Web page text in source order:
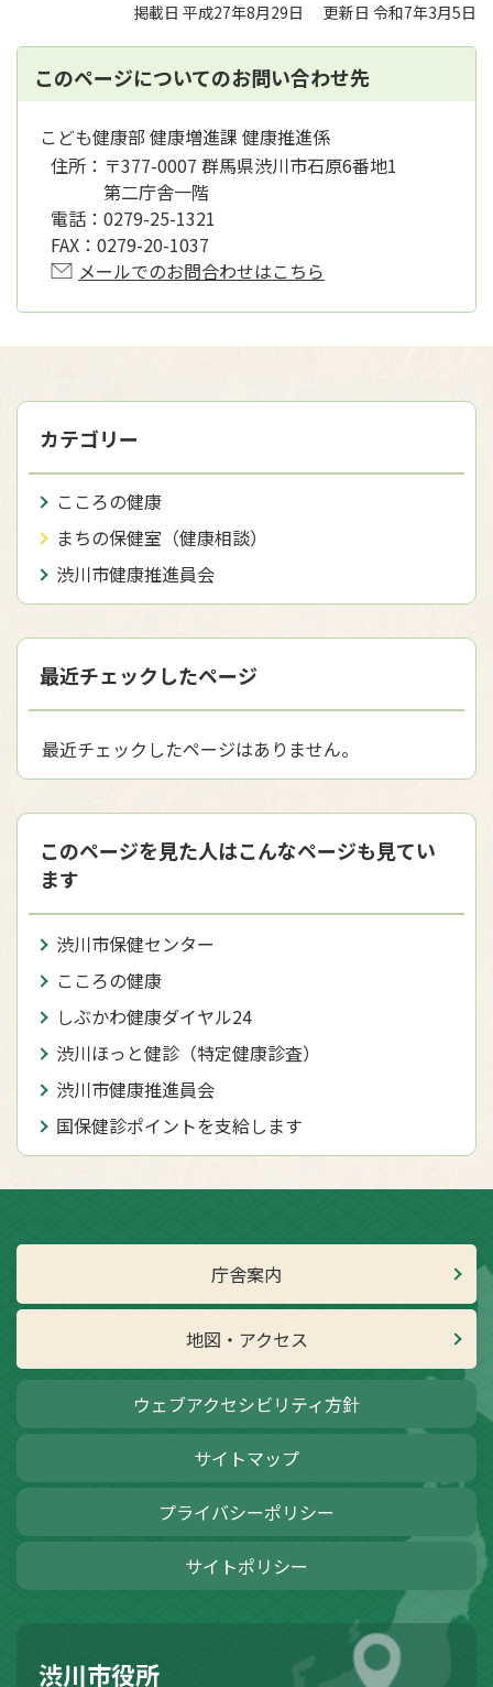
掲載日 平成27年8月29日 更新日 令和7年3月5日
このページについてのお問い合わせ先
こども健康部 健康増進課 健康推進係
住所： 〒377-0007 群馬県渋川市石原6番地1
第二庁舎一階
電話： 0279-25-1321
FAX： 0279-20-1037
メールでのお問合わせはこちら
カテゴリー
こころの健康
まちの保健室（健康相談）
渋川市健康推進員会
最近チェックしたページ
最近チェックしたページはありません。
このページを見た人はこんなページも見てい
ます
渋川市保健センター
こころの健康
しぶかわ健康ダイヤル24
渋川ほっと健診（特定健康診査）
渋川市健康推進員会
国保健診ポイントを支給します
庁舎案内
地図・アクセス
ウェブアクセシビリティ方針
サイトマップ
プライバシーポリシー
サイトポリシー
渋川市役所